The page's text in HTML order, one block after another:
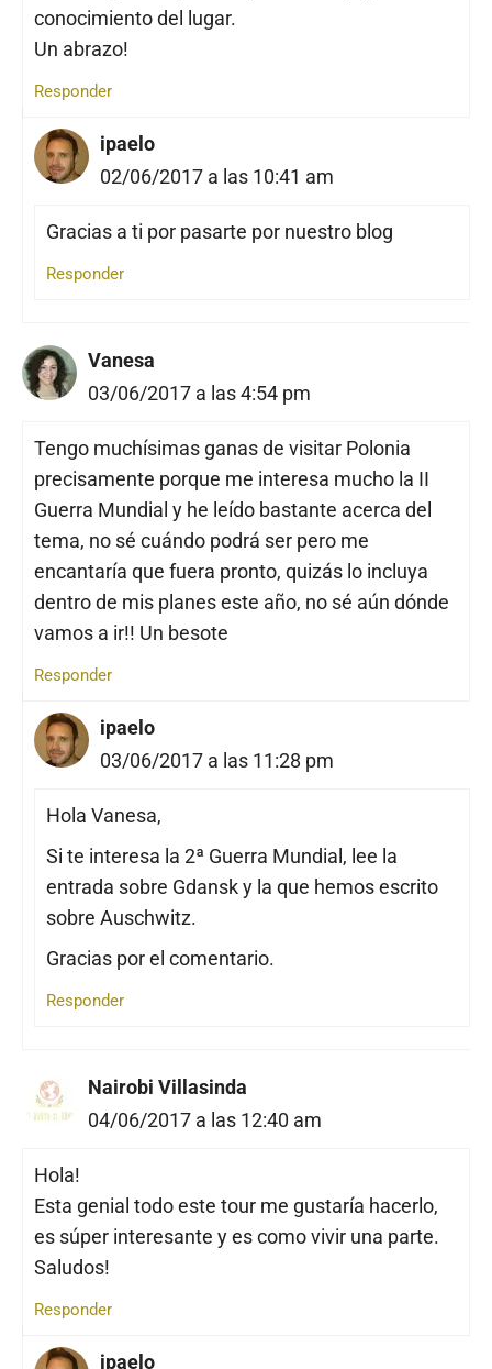
conocimiento del lugar.
Un abrazo!
Responder
ipaelo
02/06/2017 a las 10:41 am
Gracias a ti por pasarte por nuestro blog
Responder
Vanesa
03/06/2017 a las 4:54 pm
Tengo muchísimas ganas de visitar Polonia
precisamente porque me interesa mucho la II
Guerra Mundial y he leído bastante acerca del
tema, no sé cuándo podrá ser pero me
encantaría que fuera pronto, quizás lo incluya
dentro de mis planes este año, no sé aún dónde
vamos a ir!! Un besote
Responder
ipaelo
03/06/2017 a las 11:28 pm
Hola Vanesa,
Si te interesa la 2ª Guerra Mundial, lee la
entrada sobre Gdansk y la que hemos escrito
sobre Auschwitz.
Gracias por el comentario.
Responder
Nairobi Villasinda
04/06/2017 a las 12:40 am
Hola!
Esta genial todo este tour me gustaría hacerlo,
es súper interesante y es como vivir una parte.
Saludos!
Responder
ipaelo